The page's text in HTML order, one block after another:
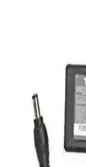
Eyfel Efs-2500,
uygun, fanlı
HP 255 G8
Kullanım İçin
HP 255 G8, güçlü
işleri için ideal,
Performans ve